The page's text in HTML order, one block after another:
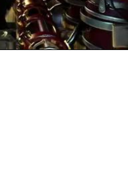
Video